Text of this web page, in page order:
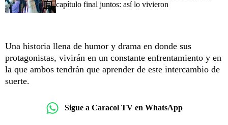
capítulo final juntos: así lo vivieron
Una historia llena de humor y drama en donde sus
protagonistas, vivirán en un constante enfrentamiento y en
la que ambos tendrán que aprender de este intercambio de
suerte.
Sigue a Caracol TV en WhatsApp